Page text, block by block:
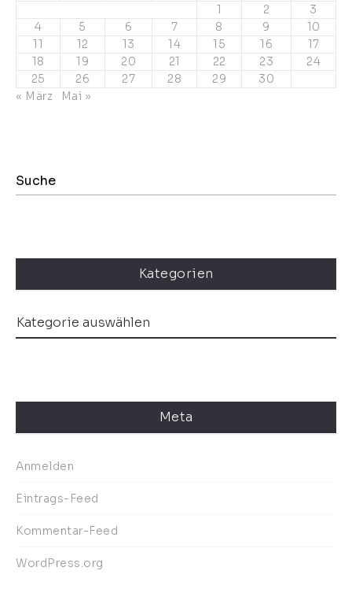
1
2
3
4
5 6 7 8 9
10
11
12 13 14 15 16
17
18
19 20 21 22 23
24
25
26 27 28 29
30
« März
Mai »
Kategorien
Meta
Anmelden
Eintrags-Feed
Kommentar-Feed
WordPress.org